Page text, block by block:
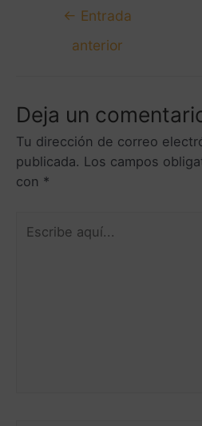
← Entrada
anterior
Deja un
Tu dirección de correo
publicada. Los campos
con *